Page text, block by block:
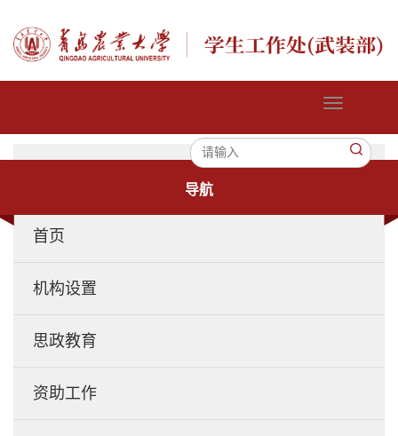
切
换
导航
首页
机构设置
思政教育
资助工作